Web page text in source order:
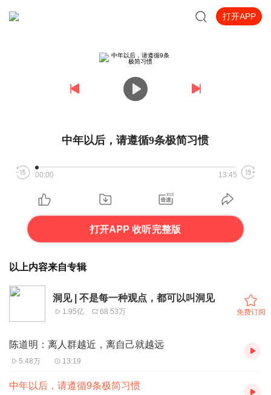
打开APP
中年以后，请遵循9条极简习惯
00:00 13:45
打开APP 收听完整版
以上内容来自专辑
洞见 | 不是每一种观点，都可以叫洞见
1.95亿 68.53万 免费订阅
陈道明：离人群越近，离自己就越远
5.48万 13:19
中年以后，请遵循9条极简习惯